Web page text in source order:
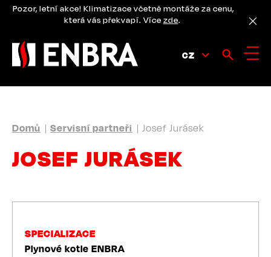
PřejítPozor, letní akce! Klimatizace včetně montáže za cenu,
která vás překvapí. Více zde.
CZ
DROBEČKOVÁ
NAVIGACE
Domů Servisní partneři Josef Jurásek
JOSEF JURÁSEK
SPECIALIZACE
Plynové kotle ENBRA